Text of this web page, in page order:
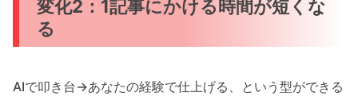
変化2：1記事にかける時間が短くな
る
AIで叩き台→あなたの経験で仕上げる、という型ができる